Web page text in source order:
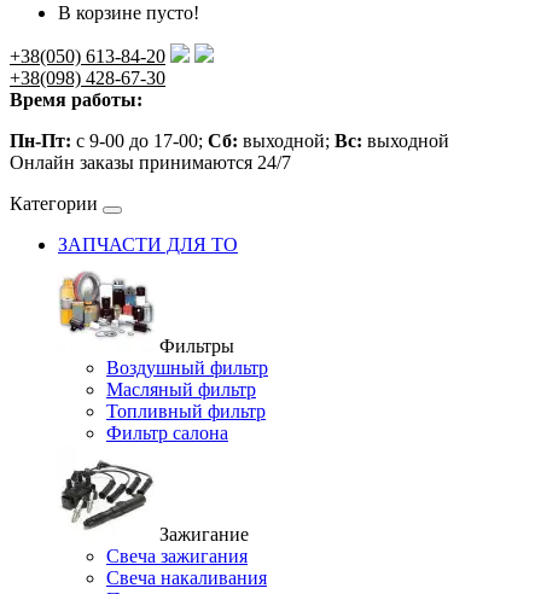
В корзине пусто!
+38(050) 613-84-20
+38(098) 428-67-30
Время работы:
Пн-Пт: с 9-00 до 17-00; Сб: выходной; Вс: выходной
Онлайн заказы принимаются 24/7
Категории
ЗАПЧАСТИ ДЛЯ ТО
Фильтры
Воздушный фильтр
Масляный фильтр
Топливный фильтр
Фильтр салона
Зажигание
Свеча зажигания
Свеча накаливания